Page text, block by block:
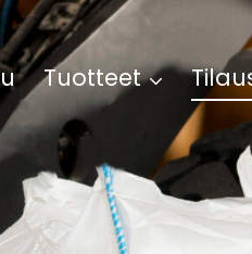
Tuotteet